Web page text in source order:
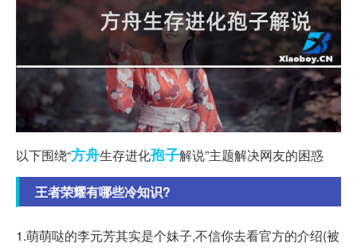
以下围绕“方舟生存进化孢子解说”主题解决网友的困惑
王者荣耀有哪些冷知识?
1.萌萌哒的李元芳其实是个妹子,不信你去看官方的介绍(被